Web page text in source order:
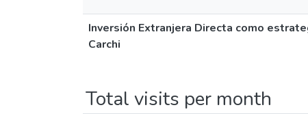
Inversión Extranjera Directa como
Carchi
Total visits per month